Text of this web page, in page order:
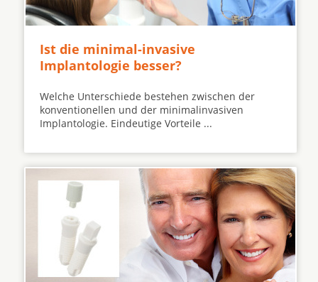
Ist die minimal-invasive
Implantologie besser?
Welche Unterschiede bestehen zwischen der
konventionellen und der minimalinvasiven
Implantologie. Eindeutige Vorteile ...